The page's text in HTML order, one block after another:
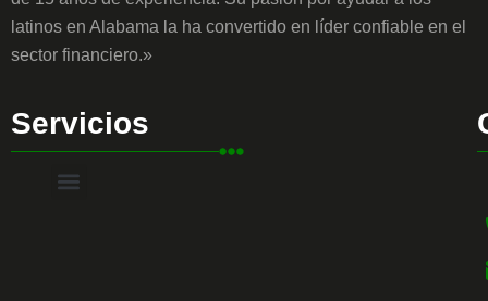
latinos en Alabama la ha convertido en líder confiable en el
sector financiero.»
Servicios